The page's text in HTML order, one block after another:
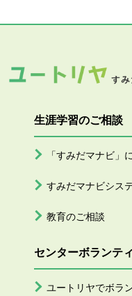
生涯学習のご相談
「すみだマナビ」
すみだマナビシス
教育のご相談
センターボランテ
ユートリヤでボラ